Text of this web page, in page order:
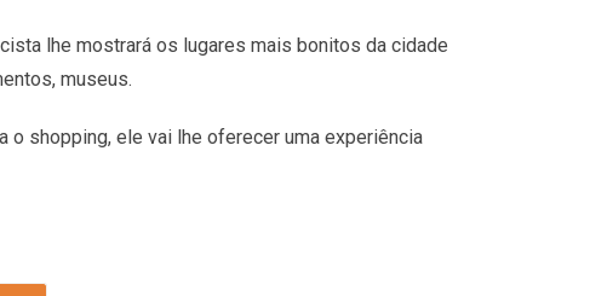
lhe mostrará os lugares mais bonitos da cidade
museus.
o shopping, ele vai lhe oferecer uma experiência